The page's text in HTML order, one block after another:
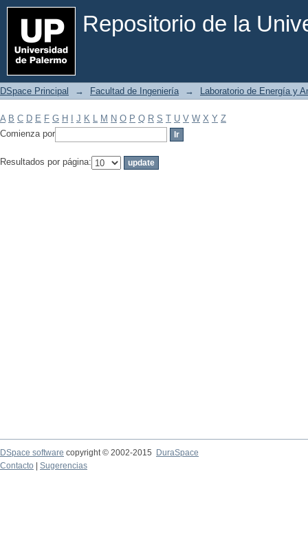
Repositorio de la
Filtrar por: Materia
DSpace Principal → Facultad de Ingeniería → Laboratorio de Energía y
A B C D E F G H J K L M N O P Q R S T U V W X Y Z
Comienza por
Resultados por página:
DSpace software copyright © 2002-2015
DuraSpace
Contacto
Sugerencias